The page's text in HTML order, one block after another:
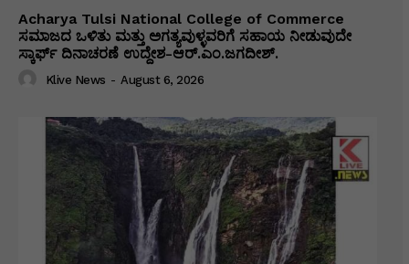
Acharya Tulsi National College of Commerce
ಸಮಾಜದ ಒಳಿತು ಮತ್ತು ಅಗತ್ಯವುಳ್ಳವರಿಗೆ ಸಹಾಯ ನೀಡುವುದೇ
ಸ್ಕಾರ್ಫ್ ದಿನಾಚರಣೆ ಉದ್ದೇಶ-ಆರ್.ಎಂ.ಜಗದೀಶ್.
Klive News - August 6, 2026